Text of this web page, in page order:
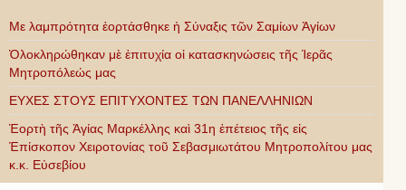
Με λαμπρότητα ἑορτάσθηκε ἡ Σύναξις τῶν Σαμίων Ἁγίων
Ὁλοκληρώθηκαν μὲ ἐπιτυχία οἱ κατασκηνώσεις τῆς Ἱερᾶς
Μητροπόλεώς μας
ΕΥΧΕΣ ΣΤΟΥΣ ΕΠΙΤΥΧΟΝΤΕΣ ΤΩΝ ΠΑΝΕΛΛΗΝΙΩΝ
Ἑορτὴ τῆς Ἁγίας Μαρκέλλης καὶ 31η ἐπέτειος τῆς εἰς
Ἐπίσκοπον Χειροτονίας τοῦ Σεβασμιωτάτου Μητροπολίτου μας
κ.κ. Εὐσεβίου